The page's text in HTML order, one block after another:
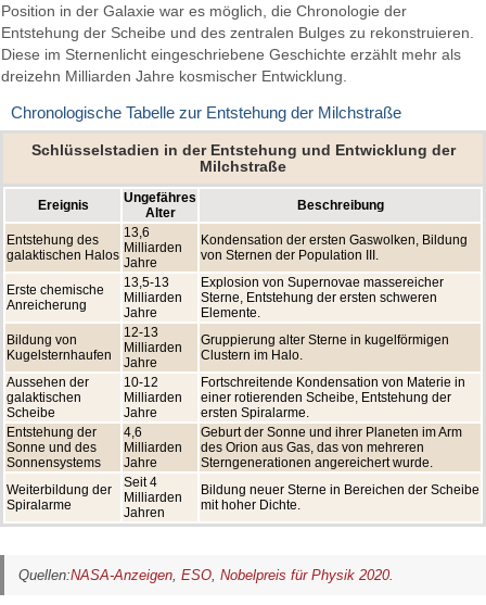
Position in der Galaxie war es möglich, die Chronologie der
Entstehung der Scheibe und des zentralen Bulges zu rekonstruieren.
Diese im Sternenlicht eingeschriebene Geschichte erzählt mehr als
dreizehn Milliarden Jahre kosmischer Entwicklung.
Chronologische Tabelle zur Entstehung der Milchstraße
Schlüsselstadien in der Entstehung und Entwicklung der
Milchstraße
Ereignis
Ungefähres
Alter
Beschreibung
Entstehung des
galaktischen Halos
13,6
Milliarden
Jahre
Kondensation der ersten Gaswolken, Bildung
von Sternen der Population III.
Erste chemische
Anreicherung
13,5-13
Milliarden
Jahre
Explosion von Supernovae massereicher
Sterne, Entstehung der ersten schweren
Elemente.
Bildung von
Kugelsternhaufen
12-13
Milliarden
Jahre
Gruppierung alter Sterne in kugelförmigen
Clustern im Halo.
Aussehen der
galaktischen
Scheibe
10-12
Milliarden
Jahre
Fortschreitende Kondensation von Materie in
einer rotierenden Scheibe, Entstehung der
ersten Spiralarme.
Entstehung der
Sonne und des
Sonnensystems
4,6
Milliarden
Jahre
Geburt der Sonne und ihrer Planeten im Arm
des Orion aus Gas, das von mehreren
Sterngenerationen angereichert wurde.
Weiterbildung der
Spiralarme
Seit 4
Milliarden
Jahren
Bildung neuer Sterne in Bereichen der Scheibe
mit hoher Dichte.
Quellen:NASA-Anzeigen, ESO, Nobelpreis für Physik 2020.